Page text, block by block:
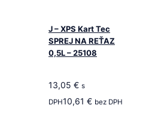
J – XPS Kart Tec
SPREJ NA REŤAZ
0,5L – 25108
13,05 € s
DPH10,61 € bez DPH